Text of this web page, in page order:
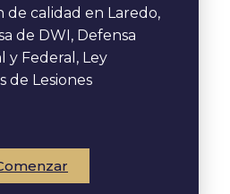
de calidad en Laredo,
de DWI, Defensa
y Federal, Ley
de Lesiones